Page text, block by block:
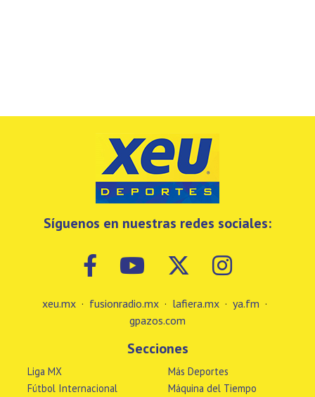
Síguenos en nuestras redes sociales:
xeu.mx · fusionradio.mx · lafiera.mx · ya.fm ·
gpazos.com
Secciones
Liga MX
Fútbol Internacional
Más Deportes
Máquina del Tiempo